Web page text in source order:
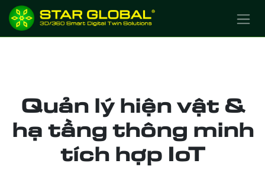
BỎ QUA ĐỂ ĐẾN NỘI DUNG
Quản lý hiện vật &
hạ tầng thông minh
tích hợp IoT